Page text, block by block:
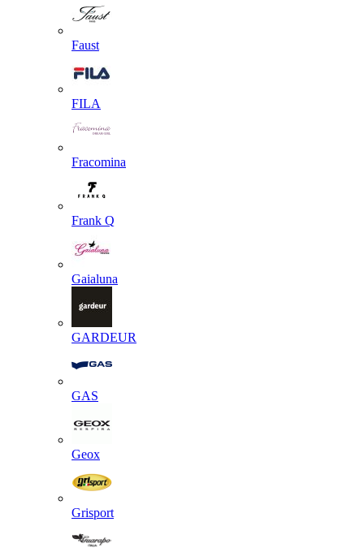
Faust
FILA
Fracomina
Frank Q
Gaialuna
GARDEUR
GAS
Geox
Grisport